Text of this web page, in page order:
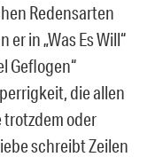
Redensarten
in „Was Es Will“
Geflogen“
die allen
trotzdem oder
schreibt Zeilen